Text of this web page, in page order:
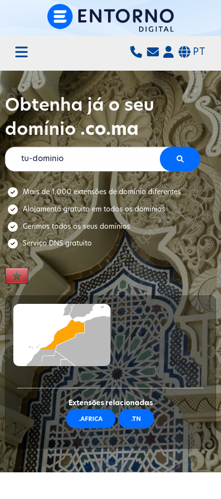
PT
Obtenha já o seu
domínio.co.ma
Mais de 1.000 extensões de domínio diferentes
Alojamento gratuito em todos os domínios
Gerimos todos os seus domínios
Serviço DNS gratuito
Extensões relacionadas
.AFRICA .TN